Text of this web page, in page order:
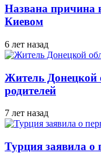
Названа причина
Киевом
6 лет назад
Житель Донецкой
родителей
7 лет назад
Турция заявила о